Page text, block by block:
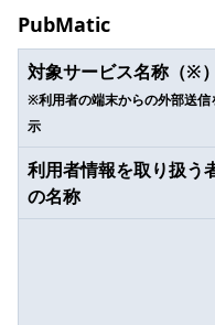
PubMatic
対象サービス名称（※）
※利用者の端末からの外部送信
示
利用者情報を取り扱う
の名称